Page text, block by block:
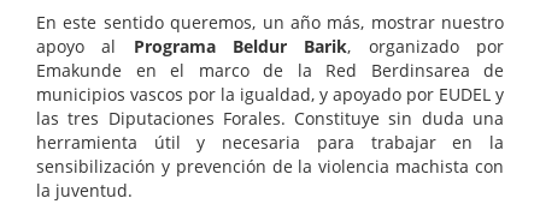
En este sentido queremos, un año más, mostrar nuestro
apoyo al Programa Beldur Barik, organizado por
Emakunde en el marco de la Red Berdinsarea de
municipios vascos por la igualdad, y apoyado por EUDEL y
las tres Diputaciones Forales. Constituye sin duda una
herramienta útil y necesaria para trabajar en la
sensibilización y prevención de la violencia machista con
la juventud.